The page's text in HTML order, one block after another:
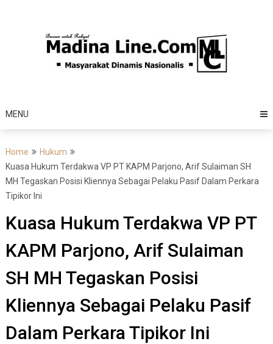
MENU
Home
Hukum
Kuasa Hukum Terdakwa VP PT KAPM Parjono, Arif Sulaiman SH
MH Tegaskan Posisi Kliennya Sebagai Pelaku Pasif Dalam Perkara
Tipikor Ini
Kuasa Hukum Terdakwa VP PT
KAPM Parjono, Arif Sulaiman
SH MH Tegaskan Posisi
Kliennya Sebagai Pelaku Pasif
Dalam Perkara Tipikor Ini